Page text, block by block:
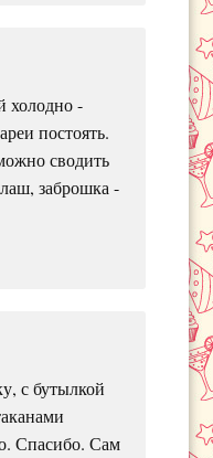
холодно -
постоять.
сводить
заброшка -
с бутылкой
Спасибо. Сам